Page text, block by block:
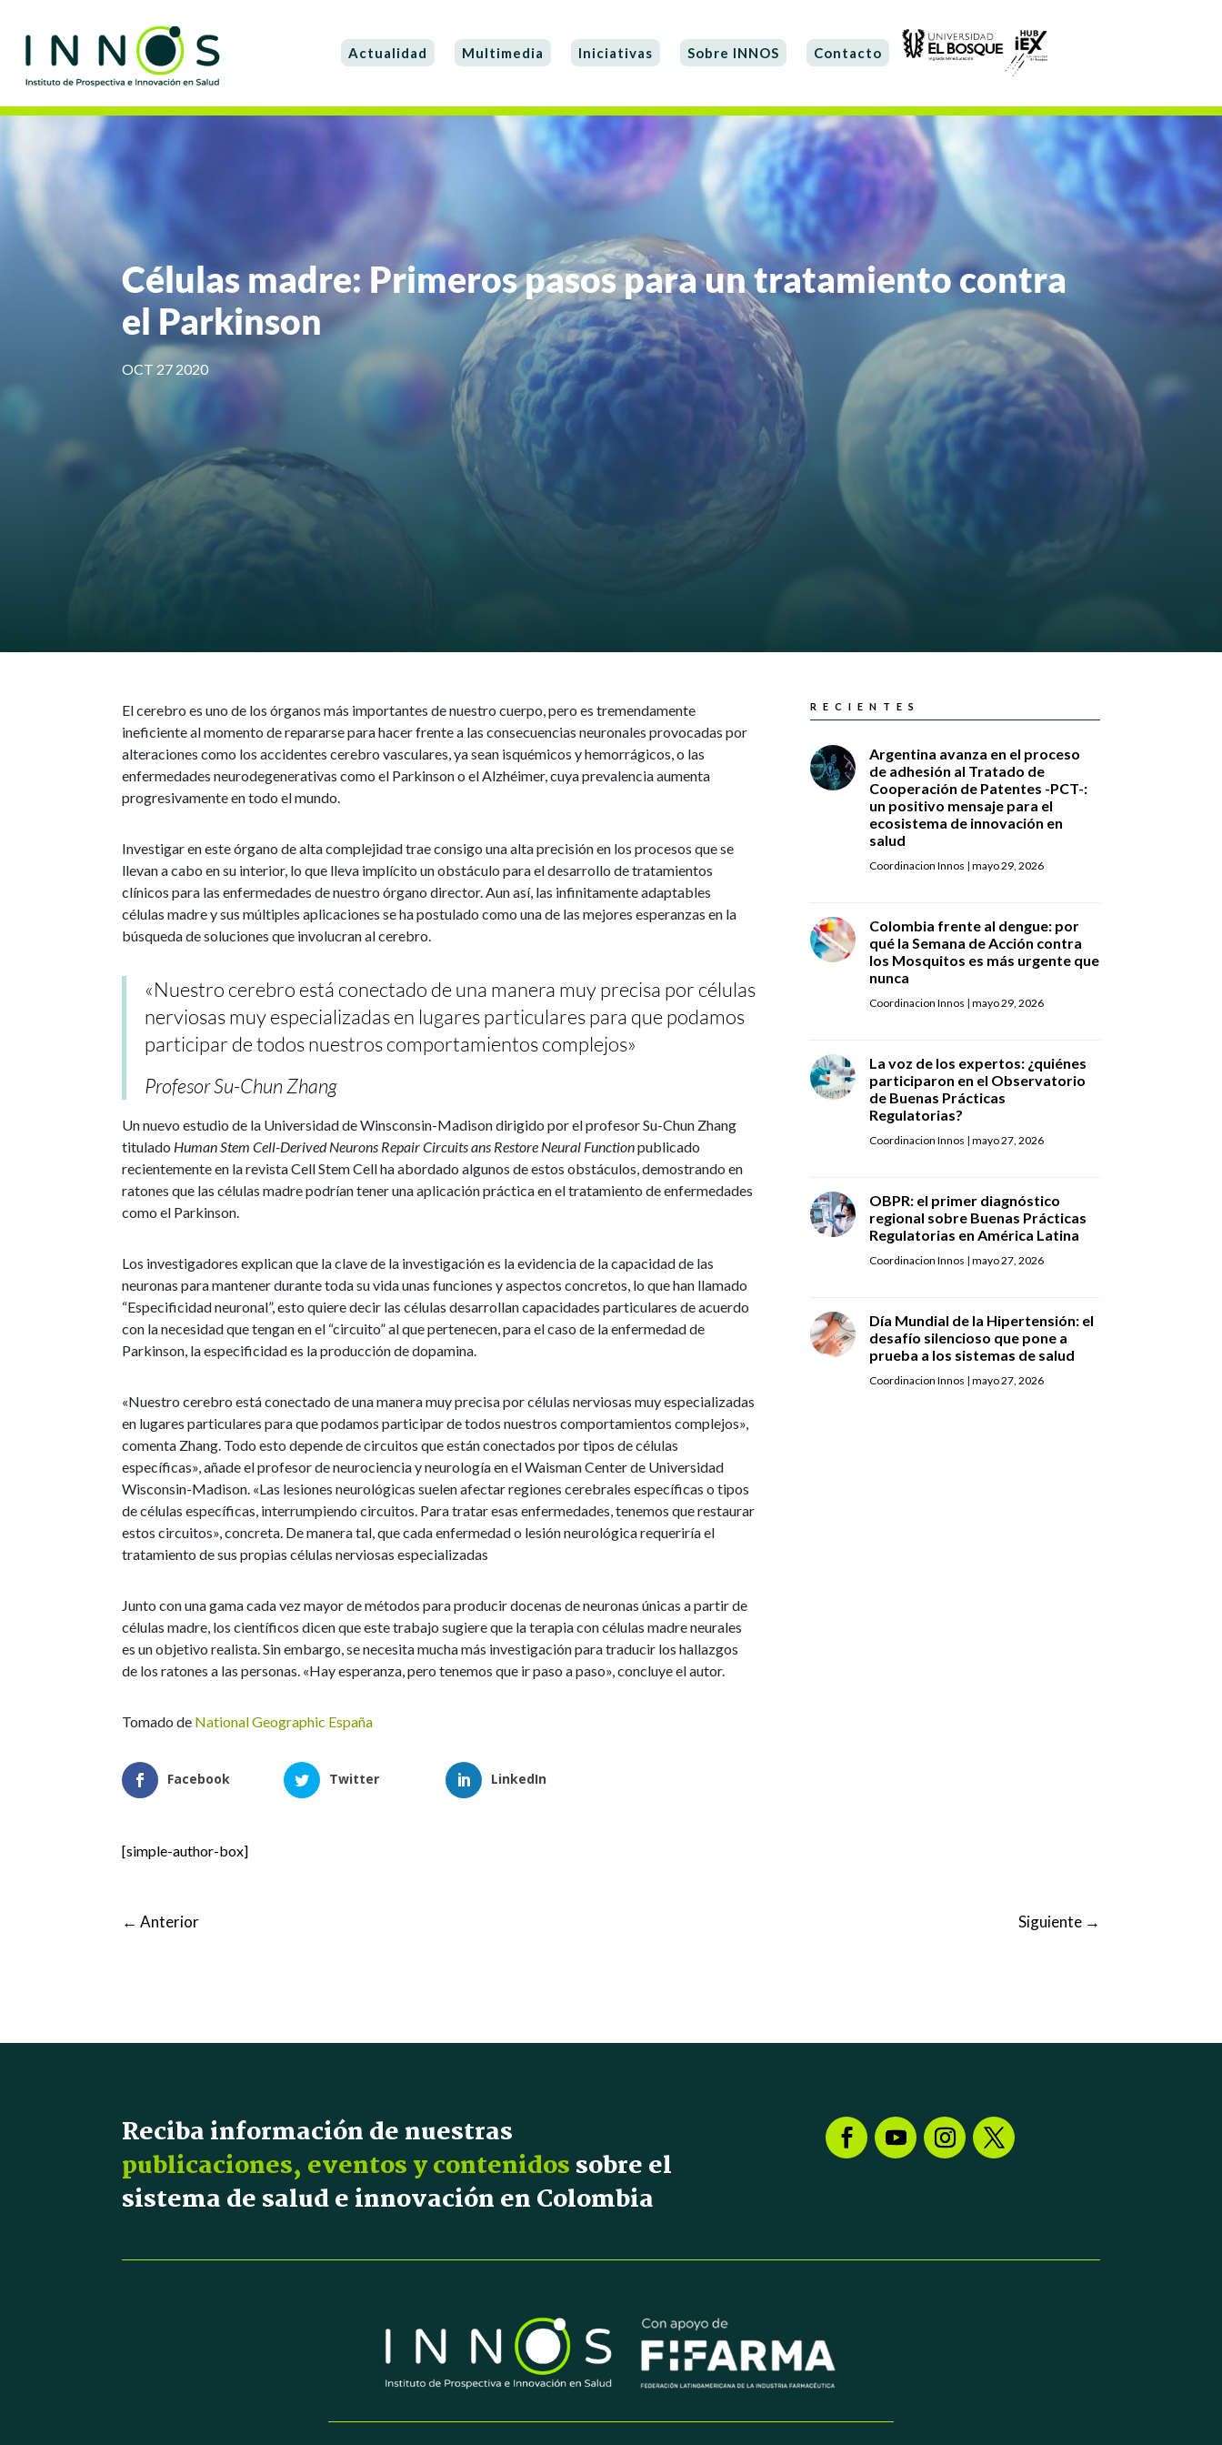
Actualidad Multimedia Iniciativas Sobre INNOS Contacto
Células madre: Primeros pasos para un tratamiento contra
el Parkinson
OCT 27 2020
El cerebro es uno de los órganos más importantes de nuestro cuerpo, pero es tremendamente
ineficiente al momento de repararse para hacer frente a las consecuencias neuronales provocadas por
alteraciones como los accidentes cerebro vasculares, ya sean isquémicos y hemorrágicos, o las
enfermedades neurodegenerativas como el Parkinson o el Alzhéimer, cuya prevalencia aumenta
progresivamente en todo el mundo.
Investigar en este órgano de alta complejidad trae consigo una alta precisión en los procesos que se
llevan a cabo en su interior, lo que lleva implícito un obstáculo para el desarrollo de tratamientos
clínicos para las enfermedades de nuestro órgano director. Aun así, las infinitamente adaptables
células madre y sus múltiples aplicaciones se ha postulado como una de las mejores esperanzas en la
búsqueda de soluciones que involucran al cerebro.
«Nuestro cerebro está conectado de una manera muy precisa por células
nerviosas muy especializadas en lugares particulares para que podamos
participar de todos nuestros comportamientos complejos»
Profesor Su-Chun Zhang
Un nuevo estudio de la Universidad de Winsconsin-Madison dirigido por el profesor Su-Chun Zhang
titulado Human Stem Cell-Derived Neurons Repair Circuits ans Restore Neural Functionpublicado
recientemente en la revista Cell Stem Cell ha abordado algunos de estos obstáculos, demostrando en
ratones que las células madre podrían tener una aplicación práctica en el tratamiento de enfermedades
como el Parkinson.
Los investigadores explican que la clave de la investigación es la evidencia de la capacidad de las
neuronas para mantener durante toda su vida unas funciones y aspectos concretos, lo que han llamado
“Especificidad neuronal”, esto quiere decir las células desarrollan capacidades particulares de acuerdo
con la necesidad que tengan en el “circuito” al que pertenecen, para el caso de la enfermedad de
Parkinson, la especificidad es la producción de dopamina.
«Nuestro cerebro está conectado de una manera muy precisa por células nerviosas muy especializadas
en lugares particulares para que podamos participar de todos nuestros comportamientos complejos»,
comenta Zhang. Todo esto depende de circuitos que están conectados por tipos de células
específicas», añade el profesor de neurociencia y neurología en el Waisman Center de Universidad
Wisconsin-Madison. «Las lesiones neurológicas suelen afectar regiones cerebrales específicas o tipos
de células específicas, interrumpiendo circuitos. Para tratar esas enfermedades, tenemos que restaurar
estos circuitos», concreta. De manera tal, que cada enfermedad o lesión neurológica requeriría el
tratamiento de sus propias células nerviosas especializadas
Junto con una gama cada vez mayor de métodos para producir docenas de neuronas únicas a partir de
células madre, los científicos dicen que este trabajo sugiere que la terapia con células madre neurales
es un objetivo realista. Sin embargo, se necesita mucha más investigación para traducir los hallazgos
de los ratones a las personas. «Hay esperanza, pero tenemos que ir paso a paso», concluye el autor.
Tomado de National Geographic España
Facebook Twitter LinkedIn
[simple-author-box]
RECIENTES
Argentina avanza en el proceso
de adhesión al Tratado de
Cooperación de Patentes -PCT-:
un positivo mensaje para el
ecosistema de innovación en
salud
Coordinacion Innos | mayo 29, 2026
Colombia frente al dengue: por
qué la Semana de Acción contra
los Mosquitos es más urgente que
nunca
Coordinacion Innos | mayo 29, 2026
La voz de los expertos: ¿quiénes
participaron en el Observatorio
de Buenas Prácticas
Regulatorias?
Coordinacion Innos | mayo 27, 2026
OBPR: el primer diagnóstico
regional sobre Buenas Prácticas
Regulatorias en América Latina
Coordinacion Innos | mayo 27, 2026
Día Mundial de la Hipertensión: el
desafío silencioso que pone a
prueba a los sistemas de salud
Coordinacion Innos | mayo 27, 2026
←Anterior Siguiente→
Reciba información de nuestras
publicaciones, eventos y contenidossobre el
sistema de salud e innovación en Colombia